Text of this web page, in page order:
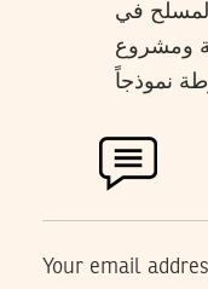
في
ومشروع
Your email